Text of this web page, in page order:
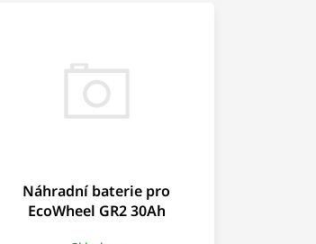
Náhradní baterie pro
EcoWheel GR2 30Ah